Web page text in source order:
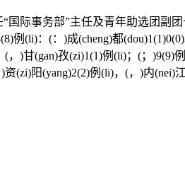
事务部”主任及青年助选团副
例(li)：(：)成(cheng)都
)甘(gan)孜(zi)1(1)例(li)；(；)9(9)
(zi)阳(yang)2(2)例(li)，(，)内